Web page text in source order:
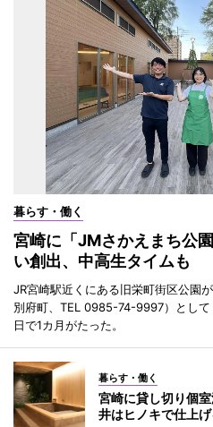
暮らす・働く
宮崎に「JMさかえまち公
い創出、中高生タイムも
JR宮崎駅近くにある旧栄町街区公園
別府町、TEL 0985-74-9997）とし
日で1カ月がたった。
暮らす・働く
宮崎に貸し切り個
井はヒノキで仕上げ